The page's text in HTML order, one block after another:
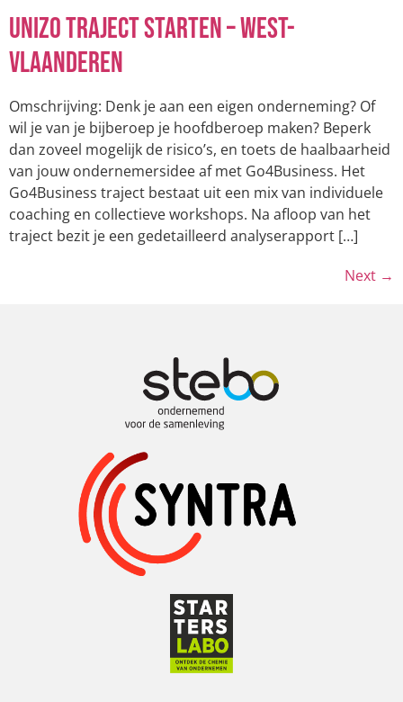
UNIZO Traject Starten – West-
Vlaanderen
Omschrijving: Denk je aan een eigen onderneming? Of
wil je van je bijberoep je hoofdberoep maken? Beperk
dan zoveel mogelijk de risico’s, en toets de haalbaarheid
van jouw ondernemersidee af met Go4Business. Het
Go4Business traject bestaat uit een mix van individuele
coaching en collectieve workshops. Na afloop van het
traject bezit je een gedetailleerd analyserapport […]
Next →